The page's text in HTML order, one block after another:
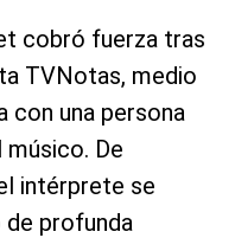
cobró fuerza tras
TVNotas, medio
con una persona
De
intérprete se
de profunda